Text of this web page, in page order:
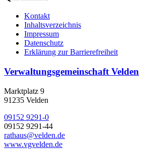
Kontakt
Inhaltsverzeichnis
Impressum
Datenschutz
Erklärung zur Barrierefreiheit
Verwaltungsgemeinschaft Velden
Marktplatz 9
91235 Velden
09152 9291-0
09152 9291-44
rathaus@velden.de
www.vgvelden.de